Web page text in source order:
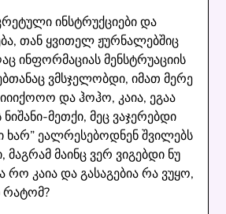
ინსტრუქციები და
თან ყვითელ ჟურნალებშიც
ინფორმაციას მენსტრუაციის
ვმსჯელობდი, იმათ მერე
და ჰოჰო, კაია, ეგაა
მეთქი, მეც ვაჯერებდი
ხარ” ეალრესებოდნენ შვილებს
მაგრამ მაინც ვერ ვიგებდი ნუ
რო კაია და გასაგებია რა ვუყო,
რატომ?